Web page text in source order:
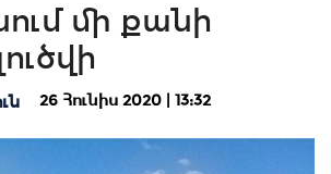
մի քանի
26 Հունիս 2020 | 13:32